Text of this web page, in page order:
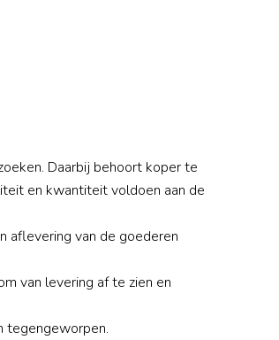
Daarbij behoort koper te
en kwantiteit voldoen aan de
aflevering van de goederen
van levering af te zien en
tegengeworpen.